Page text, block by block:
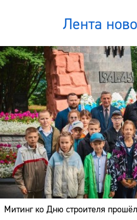
Лента
Митинг ко Дню строителя